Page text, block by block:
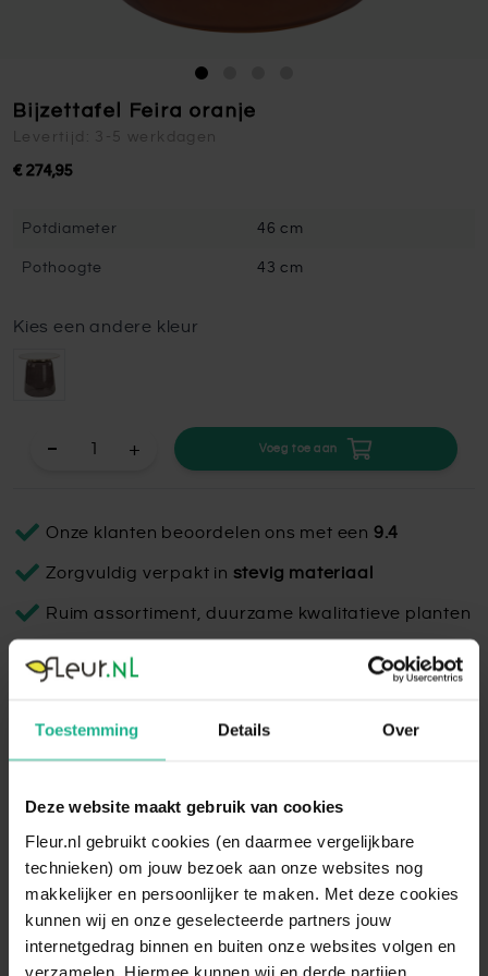
Toestemming Details Over
Deze website maakt gebruik van cookies
Fleur.nl gebruikt cookies (en daarmee vergelijkbare
technieken) om jouw bezoek aan onze websites nog
makkelijker en persoonlijker te maken. Met deze cookies
kunnen wij en onze geselecteerde partners jouw
internetgedrag binnen en buiten onze websites volgen en
verzamelen. Hiermee kunnen wij en derde partijen
Bijzettafel Feira oranje
Levertijd: 3-5 werkdagen
€ 274,95
Potdiameter 46 cm
Pothoogte 43 cm
Kies een andere kleur
+ Voeg toe aan
Onze klanten beoordelen ons met een 9.4
Zorgvuldig verpakt in stevig materiaal
Ruim assortiment, duurzame kwalitatieve planten
accent toe aan elk interieur.
Lees volledige omschrijving